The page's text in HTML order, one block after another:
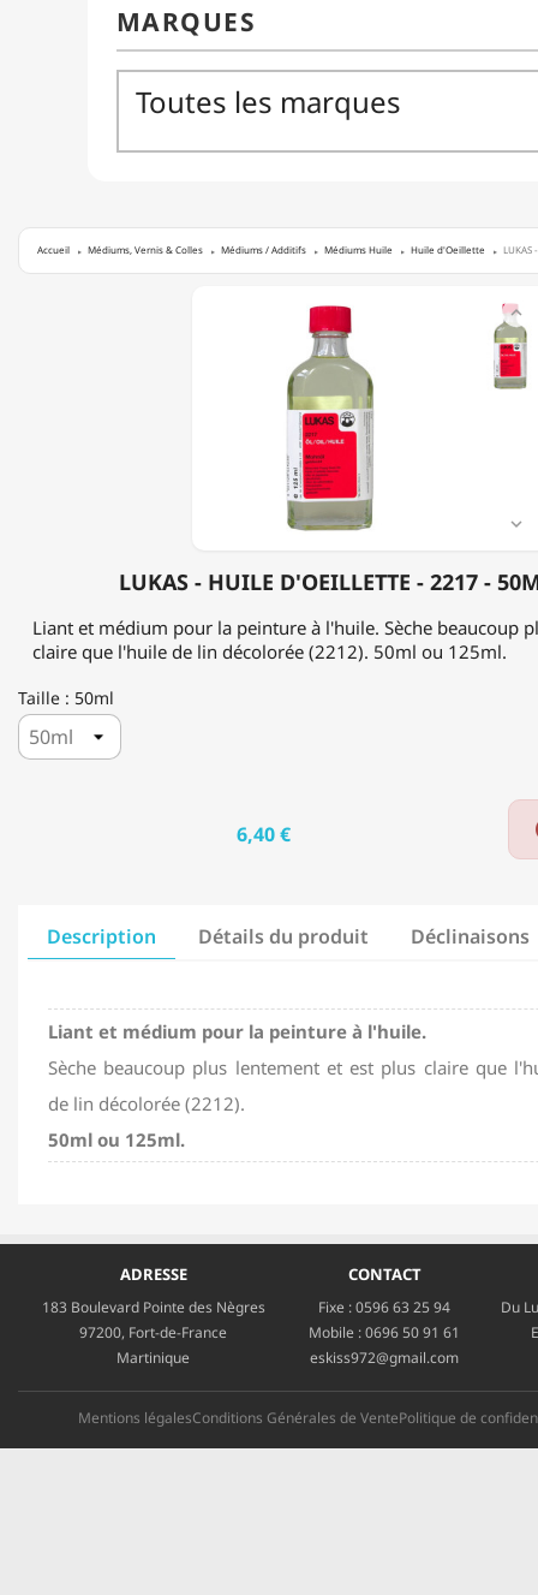
Accueil Médiums, Vernis & Colles Médiums / Additifs Médiums Huile Huile d'Oeillette
LUKAS - HUILE D'OEILLETTE - 2217 -


Liant et médium pour la peinture à l'huile. Sèche beaucoup
claire que l'huile de lin décolorée (2212). 50ml ou 125ml.
Taille : 50ml
6,40 €
Description Détails du produit Déclinaisons
Liant et médium pour la peinture à l'huile.
Sèche beaucoup plus lentement et est plus claire que
de lin décolorée (2212).
50ml ou 125ml.
ADRESSE
183 Boulevard Pointe des Nègres
97200, Fort-de-France
Martinique
CONTACT
Fixe :0596 63 25 94
Mobile :0696 50 91 61
eskiss972@gmail.com
Du
Mentions légalesConditions Générales de VentePolitique de